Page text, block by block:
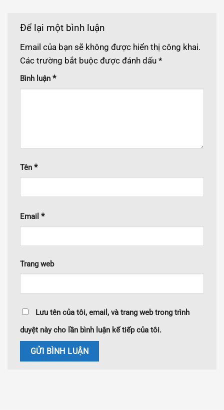
Để lại một bình luận
Email của bạn sẽ không được hiển thị công khai.
Các trường bắt buộc được đánh dấu *
Bình luận *
Tên *
Email *
Trang web
Lưu tên của tôi, email, và trang web trong trình
duyệt này cho lần bình luận kế tiếp của tôi.